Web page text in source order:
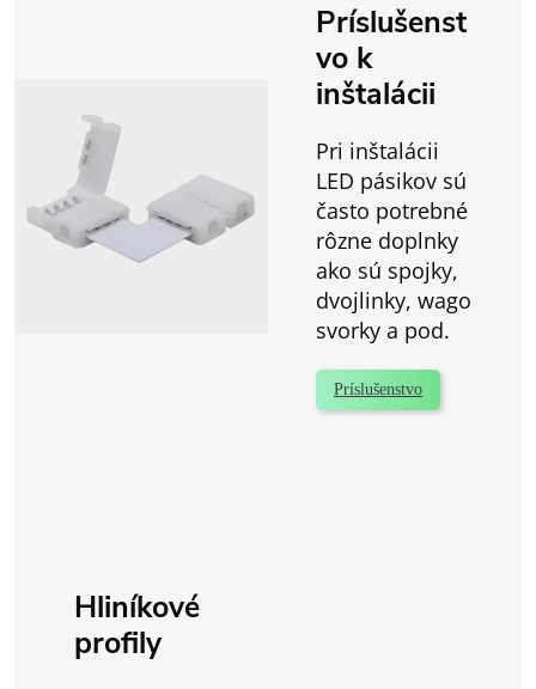
Príslušenst
vo k
inštalácii
Pri inštalácii
LED pásikov sú
často potrebné
rôzne doplnky
ako sú spojky,
dvojlinky, wago
svorky a pod.
Príslušenstvo
Hliníkové
profily